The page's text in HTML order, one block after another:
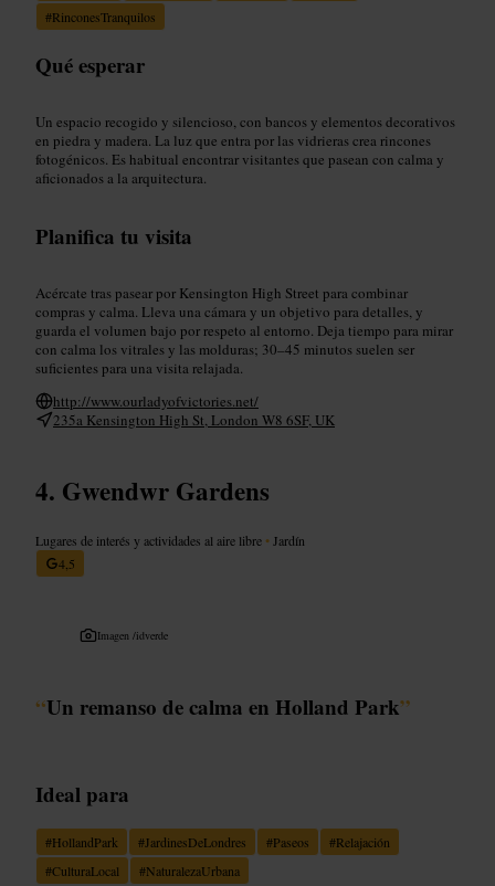
#RinconesTranquilos
Qué esperar
Un espacio recogido y silencioso, con bancos y elementos decorativos
en piedra y madera. La luz que entra por las vidrieras crea rincones
fotogénicos. Es habitual encontrar visitantes que pasean con calma y
aficionados a la arquitectura.
Planifica tu visita
Acércate tras pasear por Kensington High Street para combinar
compras y calma. Lleva una cámara y un objetivo para detalles, y
guarda el volumen bajo por respeto al entorno. Deja tiempo para mirar
con calma los vitrales y las molduras; 30–45 minutos suelen ser
suficientes para una visita relajada.
http://www.ourladyofvictories.net/
235a Kensington High St, London W8 6SF, UK
Gwendwr Gardens
Lugares de interés y actividades al aire libre • Jardín
4,5
Imagen /idverde
“Un remanso de calma en Holland Park”
Ideal para
#HollandPark #JardinesDeLondres #Paseos #Relajación
#CulturaLocal #NaturalezaUrbana